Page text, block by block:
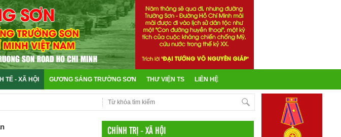
TẾ - XÃ HỘI GƯƠNG SÁNG TRƯỜNG SƠN THƯ VIỆN TS LIÊN HỆ
CHÍNH TRỊ - XÃ HỘI